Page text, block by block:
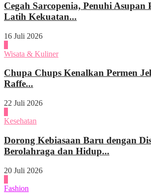
Cegah Sarcopenia, Penuhi Asupan
Latih Kekuatan...
16 Juli 2026
Wisata & Kuliner
Chupa Chups Kenalkan Permen
Raffe...
22 Juli 2026
Kesehatan
Dorong Kebiasaan Baru dengan
Berolahraga dan Hidup...
20 Juli 2026
Fashion